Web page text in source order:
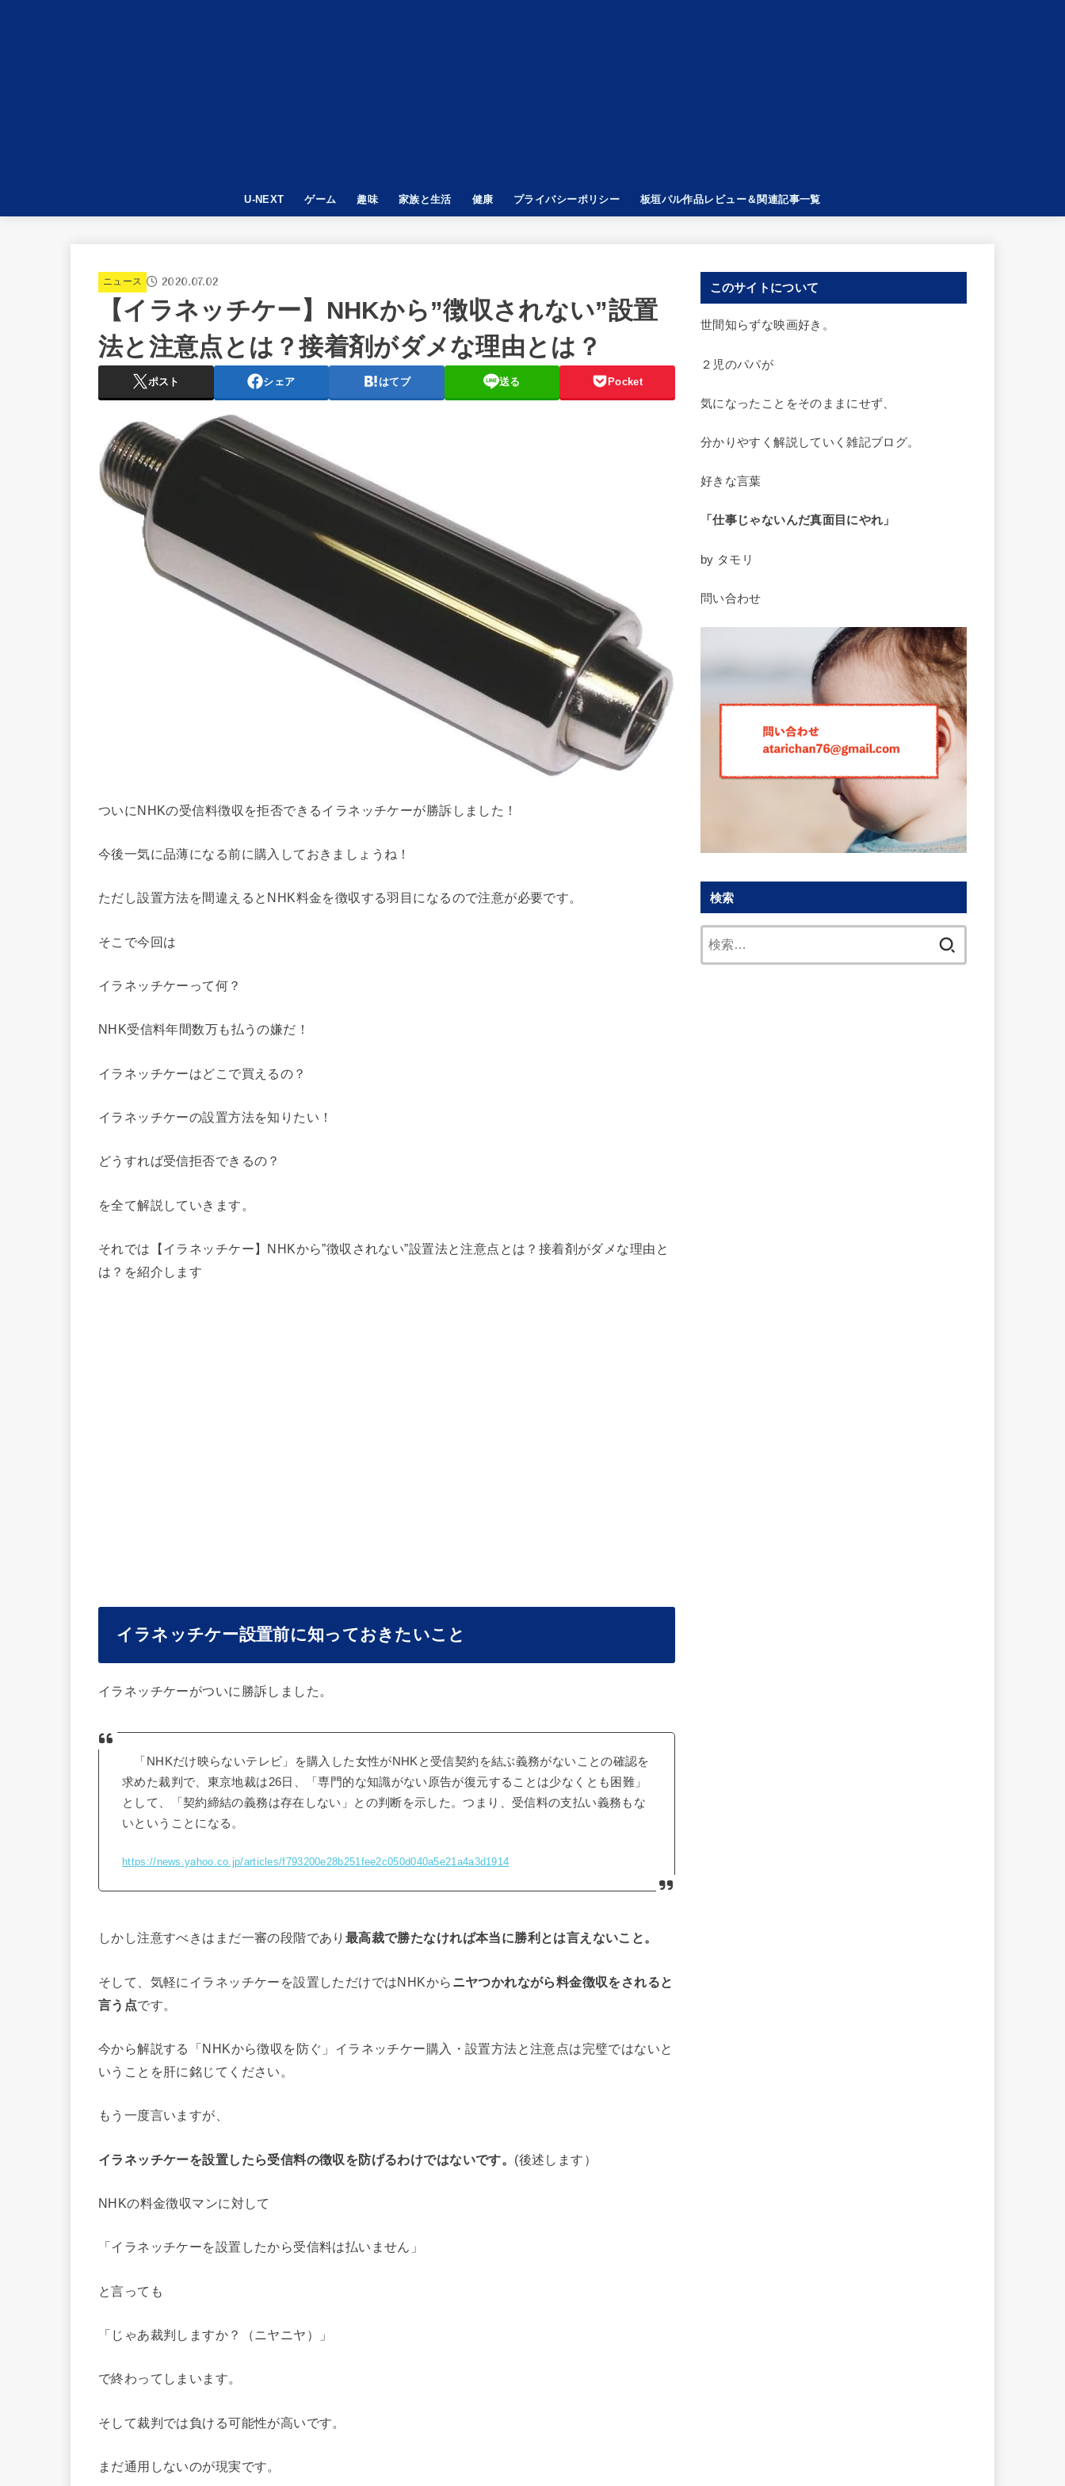
U-NEXT ゲーム 趣味 家族と生活 健康 プライバシーポリシー 板垣パル作品レビュー＆関連記事一覧
ニュース 2020.07.02
【イラネッチケー】NHKから”徴収されない”設置
法と注意点とは？接着剤がダメな理由とは？
ポスト シェア はてブ 送る Pocket
ついにNHKの受信料徴収を拒否できるイラネッチケーが勝訴しました！
今後一気に品薄になる前に購入しておきましょうね！
ただし設置方法を間違えるとNHK料金を徴収する羽目になるので注意が必要です。
そこで今回は
イラネッチケーって何？
NHK受信料年間数万も払うの嫌だ！
イラネッチケーはどこで買えるの？
イラネッチケーの設置方法を知りたい！
どうすれば受信拒否できるの？
を全て解説していきます。
それでは【イラネッチケー】NHKから”徴収されない”設置法と注意点とは？接着剤がダメな理由と
は？を紹介します
イラネッチケー設置前に知っておきたいこと
イラネッチケーがついに勝訴しました。
「NHKだけ映らないテレビ」を購入した女性がNHKと受信契約を結ぶ義務がないことの確認を
求めた裁判で、東京地裁は26日、「専門的な知識がない原告が復元することは少なくとも困難」
として、「契約締結の義務は存在しない」との判断を示した。つまり、受信料の支払い義務もな
いということになる。
https://news.yahoo.co.jp/articles/f793200e28b251fee2c050d040a5e21a4a3d1914
しかし注意すべきはまだ一審の段階であり 最高裁で勝たなければ本当に勝利とは言えないこと。
そして、気軽にイラネッチケーを設置しただけではNHKから ニヤつかれながら料金徴収をされると
言う点です。
今から解説する「NHKから徴収を防ぐ」イラネッチケー購入・設置方法と注意点は完璧ではないと
いうことを肝に銘じてください。
もう一度言いますが、
イラネッチケーを設置したら受信料の徴収を防げるわけではないです。 (後述します）
NHKの料金徴収マンに対して
「イラネッチケーを設置したから受信料は払いません」
と言っても
「じゃあ裁判しますか？（ニヤニヤ）」
で終わってしまいます。
そして裁判では負ける可能性が高いです。
まだ通用しないのが現実です。
このサイトについて
世間知らずな映画好き。
２児のパパが
気になったことをそのままにせず、
分かりやすく解説していく雑記ブログ。
好きな言葉
「仕事じゃないんだ真面目にやれ」
by タモリ
問い合わせ
検索